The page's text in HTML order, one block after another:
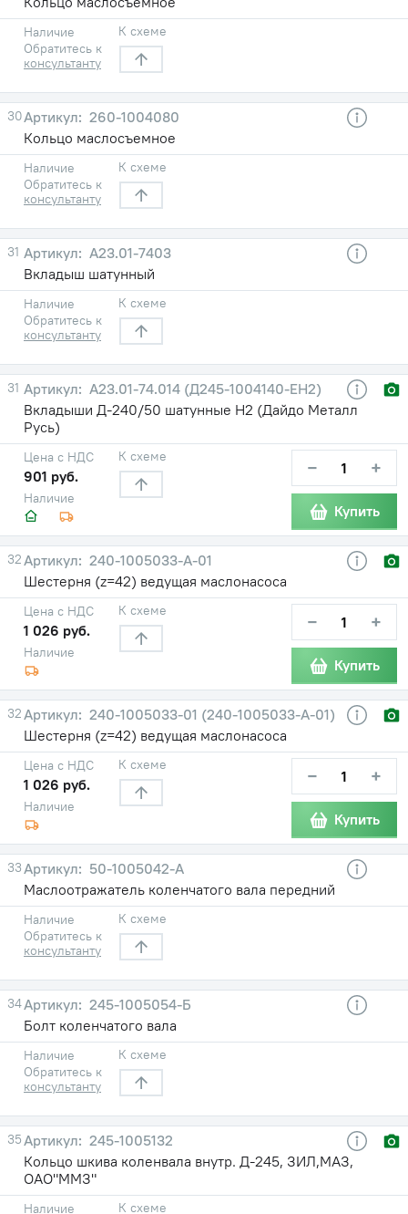
Наличие
Обратитесь к
консультанту
К схеме
30
260-1004080
Кольцо маслосъемное
Наличие
Обратитесь к
консультанту
К схеме
31
А23.01-7403
Вкладыш шатунный
Наличие
Обратитесь к
консультанту
К схеме
31
А23.01-74.014 (Д245-1004140-ЕН2)
Вкладыши Д-240/50 шатунные Н2 (Дайдо Металл
Русь)
Наличие
Цена с НДС
901 руб.
К схеме − +
Купить
32
240-1005033-А-01
Шестерня (z=42) ведущая маслонасоса
Наличие
Цена с НДС
1 026 руб.
К схеме − +
Купить
32
240-1005033-01 (240-1005033-А-01)
Шестерня (z=42) ведущая маслонасоса
Наличие
Цена с НДС
1 026 руб.
К схеме − +
Купить
33
50-1005042-А
Маслоотражатель коленчатого вала передний
Наличие
Обратитесь к
консультанту
К схеме
34
245-1005054-Б
Болт коленчатого вала
Наличие
Обратитесь к
консультанту
К схеме
35
245-1005132
Кольцо шкива коленвала внутр. Д-245, ЗИЛ,МАЗ,
ОАО"ММЗ"
Наличие
К схеме